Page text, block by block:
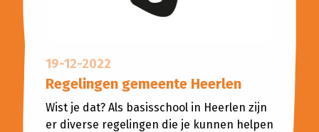
19-12-2022
Regelingen gemeente Heerlen
Wist je dat? Als basisschool in Heerlen zijn
er diverse regelingen die je kunnen helpen